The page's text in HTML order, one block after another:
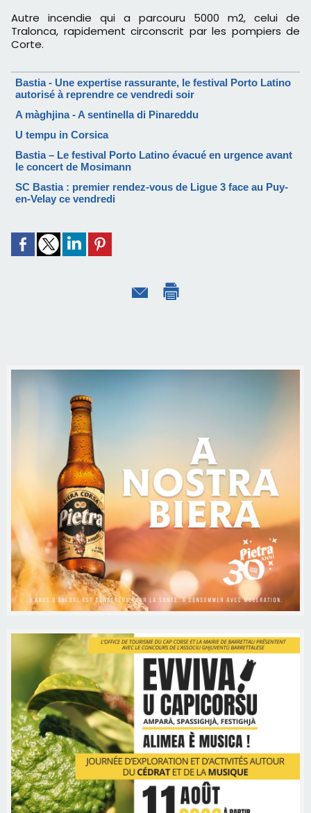
Autre incendie qui a parcouru 5000 m2, celui de
Tralonca, rapidement circonscrit par les pompiers de
Corte.
Bastia - Une expertise rassurante, le festival Porto Latino
autorisé à reprendre ce vendredi soir
A màghjina - A sentinella di Pinareddu
U tempu in Corsica
Bastia – Le festival Porto Latino évacué en urgence avant
le concert de Mosimann
SC Bastia : premier rendez-vous de Ligue 3 face au Puy-
en-Velay ce vendredi